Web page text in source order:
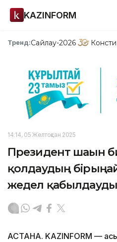
KAZINFORM
Тренд:Сайлау-2026
14:14, 05 Желтоқсан 2025
Президент шағын
қолдаудың
жедел
АСТАНА. KAZINFORM —